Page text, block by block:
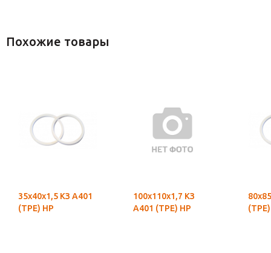
Похожие товары
35х40х1,5 КЗ А401
(ТРЕ) НР
100х110х1,7 КЗ
А401 (ТРЕ) НР